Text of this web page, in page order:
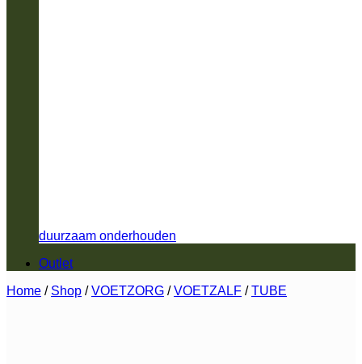
duurzaam onderhouden
Outlet
Home / Shop / VOETZORG / VOETZALF / TUBE